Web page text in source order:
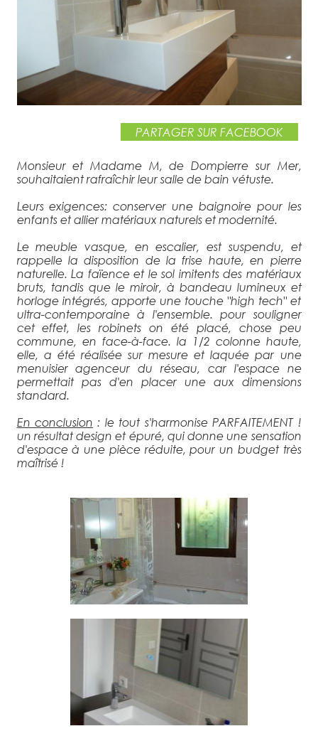
PARTAGER SUR FACEBOOK
Monsieur et Madame M, de Dompierre sur Mer,
souhaitaient rafraîchir leur salle de bain vétuste.
Leurs exigences: conserver une baignoire pour les
enfants et allier matériaux naturels et modernité.
Le meuble vasque, en escalier, est suspendu, et
rappelle la disposition de la frise haute, en pierre
naturelle. La faïence et le sol imitents des matériaux
bruts, tandis que le miroir, à bandeau lumineux et
horloge intégrés, apporte une touche "high tech" et
ultra-contemporaine à l'ensemble. pour souligner
cet effet, les robinets on été placé, chose peu
commune, en face-à-face. la 1/2 colonne haute,
elle, a été réalisée sur mesure et laquée par une
menuisier agenceur du réseau, car l'espace ne
permettait pas d'en placer une aux dimensions
standard.
En conclusion : le tout s'harmonise PARFAITEMENT !
un résultat design et épuré, qui donne une sensation
d'espace à une pièce réduite, pour un budget très
maîtrisé !